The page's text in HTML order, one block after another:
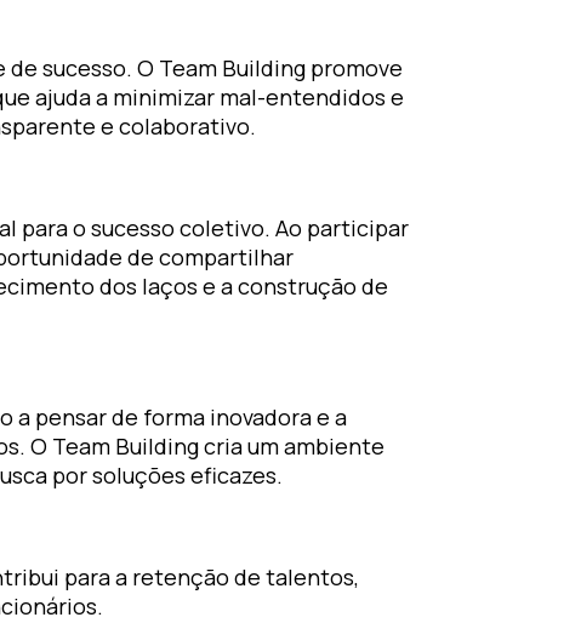
sucesso. O Team Building promove
ajuda a minimizar mal-entendidos e
e colaborativo.
para o sucesso coletivo. Ao participar
de compartilhar
dos laços e a construção de
a pensar de forma inovadora e a
O Team Building cria um ambiente
por soluções eficazes.
para a retenção de talentos,